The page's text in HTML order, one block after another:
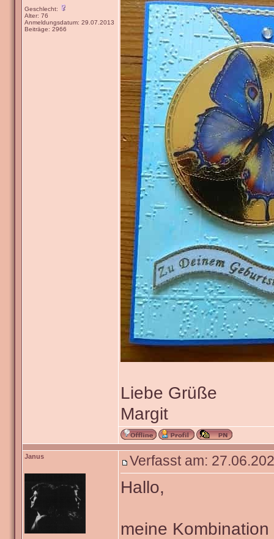
Geschlecht:
Alter: 76
Anmeldungsdatum: 29.07.2013
Beiträge: 2966
Liebe Grüße
Margit
Janus Verfasst am:
Hallo,
meine